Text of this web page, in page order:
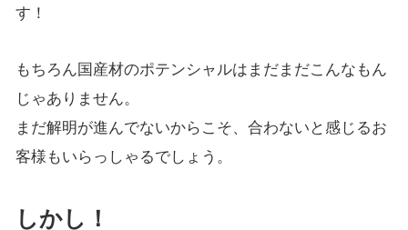
す！
もちろん国産材のポテンシャルはまだまだこんなもん
じゃありません。
まだ解明が進んでないからこそ、合わないと感じるお
客様もいらっしゃるでしょう。
しかし！